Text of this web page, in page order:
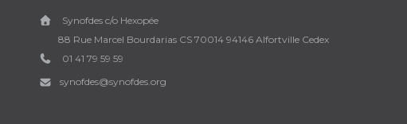
Synofdes c/o Hexopée
88 Rue Marcel Bourdarias CS 70014 94146 Alfortville Cedex
01 41 79 59 59
synofdes@synofdes.org